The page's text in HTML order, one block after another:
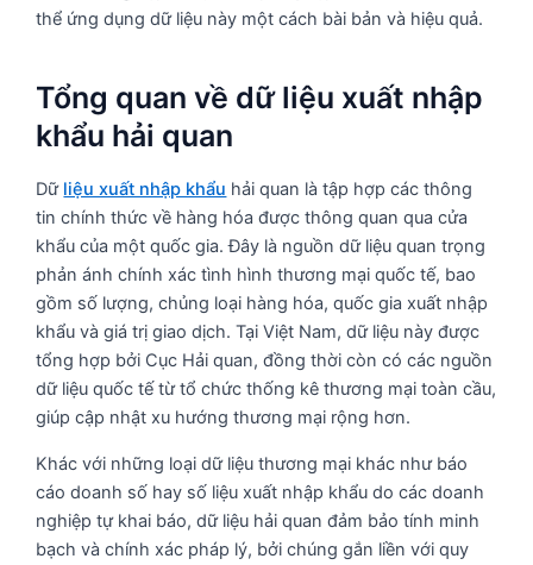
thể ứng dụng dữ liệu này một cách bài bản và hiệu quả.
Tổng quan về dữ liệu xuất nhập
khẩu hải quan
Dữ liệu xuất nhập khẩu hải quan là tập hợp các thông
tin chính thức về hàng hóa được thông quan qua cửa
khẩu của một quốc gia. Đây là nguồn dữ liệu quan trọng
phản ánh chính xác tình hình thương mại quốc tế, bao
gồm số lượng, chủng loại hàng hóa, quốc gia xuất nhập
khẩu và giá trị giao dịch. Tại Việt Nam, dữ liệu này được
tổng hợp bởi Cục Hải quan, đồng thời còn có các nguồn
dữ liệu quốc tế từ tổ chức thống kê thương mại toàn cầu,
giúp cập nhật xu hướng thương mại rộng hơn.
Khác với những loại dữ liệu thương mại khác như báo
cáo doanh số hay số liệu xuất nhập khẩu do các doanh
nghiệp tự khai báo, dữ liệu hải quan đảm bảo tính minh
bạch và chính xác pháp lý, bởi chúng gắn liền với quy